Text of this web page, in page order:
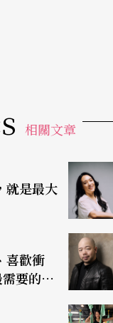
入現代表演之後
出，以後老師還
去嘗試，但因為
才去演出。
跟唐美雲老師在
團的新年音樂會
民，甚至把這次
相關文章
要的能